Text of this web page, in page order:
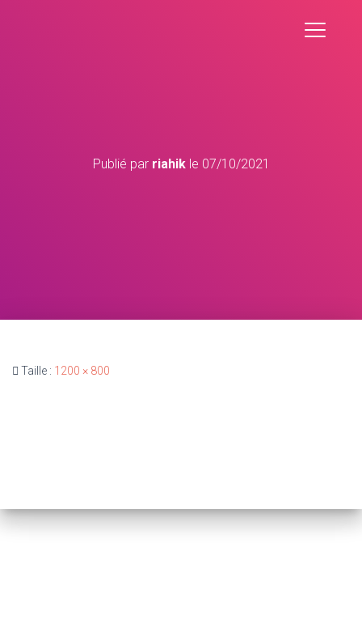
Publié par riahikle 07/10/2021
Taille : 1200 × 800